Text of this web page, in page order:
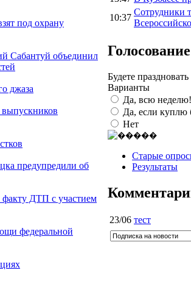
под охрану
Сабантуй объединил
джаза
предупредили об
факту ДТП с участием
федеральной
10:37
Сотрудники
Голосование
Будете
Варианты
Да, всю неделю!
Да, если куплю
Нет
Старые
Результаты
23/06 тест